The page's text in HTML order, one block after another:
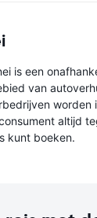
is een
van
worden
altijd
kunt boeken.